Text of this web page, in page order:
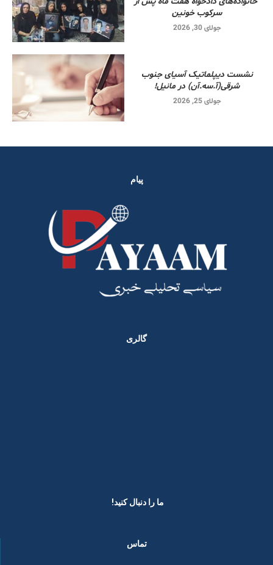
سرکوب خونین
جولای 30, 2026
نشست دیپلماتیک آسیای جنوب
شرقی‌(آ.سه.آن) در مانیل!
جولای 25, 2026
پیام
گالری
ما را دنبال کنید! ​
تماس